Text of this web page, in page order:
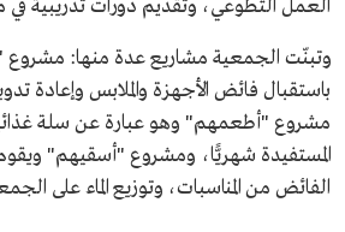
العمل التطوعي، وتقديم دورات تدريبية في
وتبنّت الجمعية مشاريع عدة منها: مشروع
باستقبال فائض الأجهزة والملابس وإعادة
مشروع "أطعمهم" وهو عبارة عن سلة
المستفيدة شهريًّا، ومشروع "أسقيهم"
الفائض من المناسبات، وتوزيع الماء على